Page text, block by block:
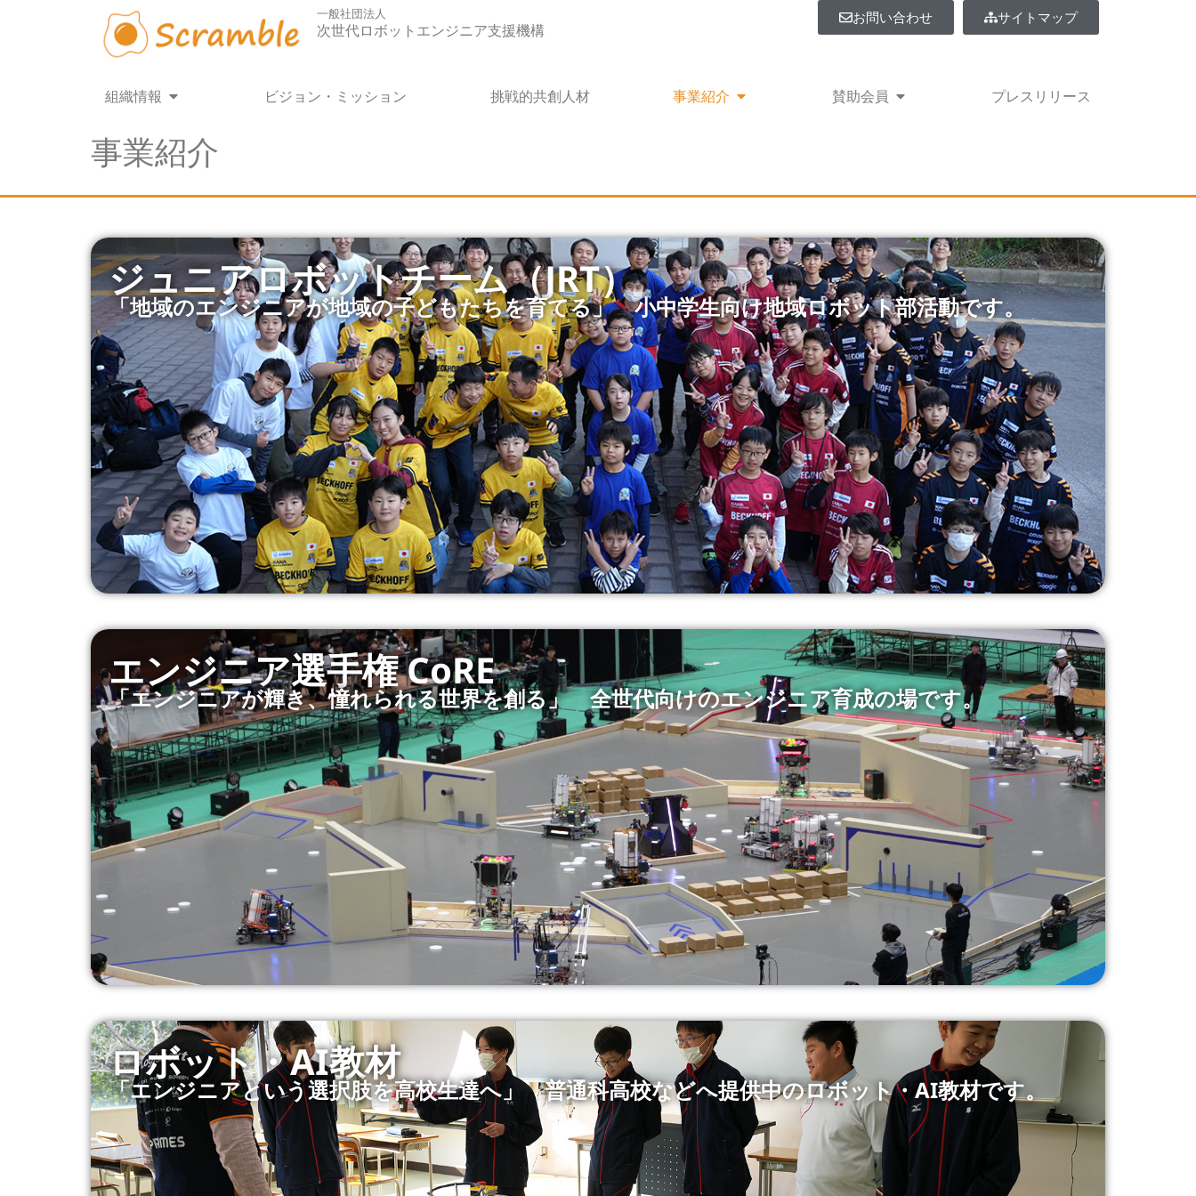
一般社団法人
次世代ロボットエンジニア支援機構
お問い合わせ サイトマップ
組織情報 Open 組織情報 ビジョン・ミッション 挑戦的共創人材 事業紹介 Open 事業紹介 賛助会員 Open 賛助会員 プレスリリース
事業紹介
ジュニアロボットチーム（JRT）
「地域のエンジニアが地域の子どもたちを育てる」 小中学生向け地域ロボット部活動です。
エンジニア選手権 CoRE
「エンジニアが輝き、憧れられる世界を創る」 全世代向けのエンジニア育成の場です。
ロボット・AI教材
「エンジニアという選択肢を高校生達へ」 普通科高校などへ提供中のロボット・AI教材です。